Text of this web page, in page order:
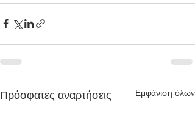
Πρόσφατες αναρτήσεις Εμφάνιση όλων